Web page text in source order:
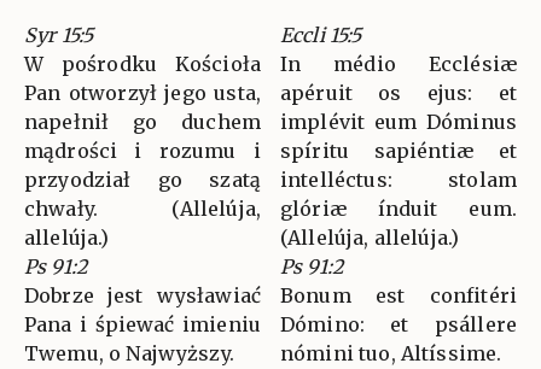
Syr 15:5
W pośrodku Kościoła
Pan otworzył jego usta,
napełnił go duchem
mądrości i rozumu i
przyodział go szatą
chwały. (Allelúja,
allelúja.)
Ps 91:2
Dobrze jest wysławiać
Pana i śpiewać imieniu
Twemu, o Najwyższy.
Eccli 15:5
In médio Ecclésiæ
apéruit os ejus: et
implévit eum Dóminus
spíritu sapiéntiæ et
intelléctus: stolam
glóriæ índuit eum.
(Allelúja, allelúja.)
Ps 91:2
Bonum est confitéri
Dómino: et psállere
nómini tuo, Altíssime.